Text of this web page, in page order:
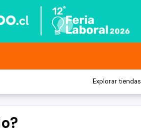
Explorar tiendas